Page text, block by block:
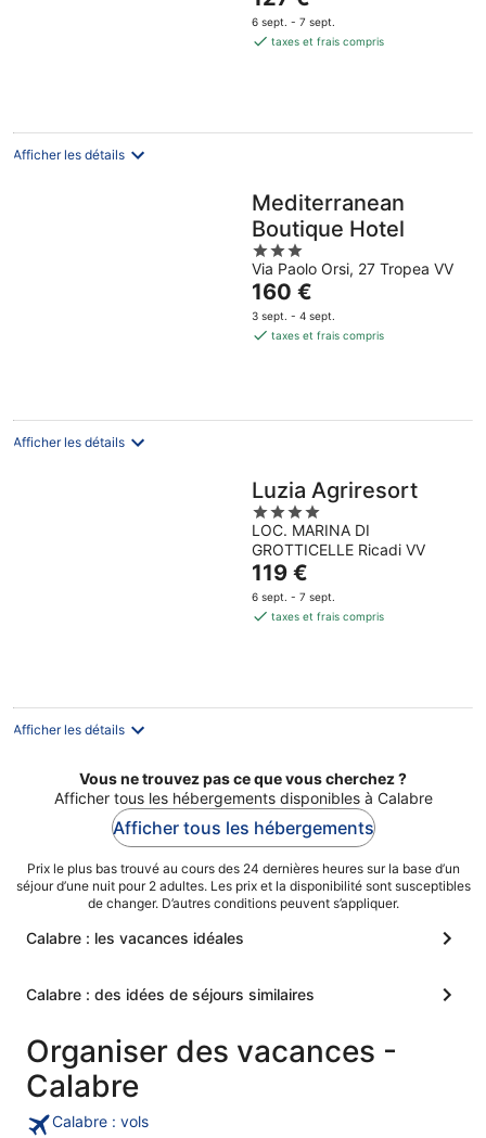
prix
est
6 sept. - 7 sept.
taxes et frais compris
Afficher les détails
Mediterranean
Boutique Hotel
3
out
of
5
Via Paolo Orsi, 27 Tropea VV
Le
prix
est
nuit
160 €
3 sept. - 4 sept.
taxes et frais compris
Afficher les détails
Luzia Agriresort
4
out
of
5
LOC. MARINA DI
GROTTICELLE Ricadi VV
Le
prix
est
119 €
6 sept. - 7 sept.
taxes et frais compris
Afficher les détails
Vous ne trouvez pas ce que vous cherchez ?
Afficher tous les hébergements disponibles à Calabre
Afficher tous les hébergements
Prix le plus bas trouvé au cours des 24 dernières heures sur la base d’un
séjour d’une nuit pour 2 adultes. Les prix et la disponibilité sont susceptibles
de changer. D’autres conditions peuvent s’appliquer.
Calabre : les vacances idéales
Calabre : des idées de séjours similaires
Organiser des vacances -
Calabre
Calabre : vols